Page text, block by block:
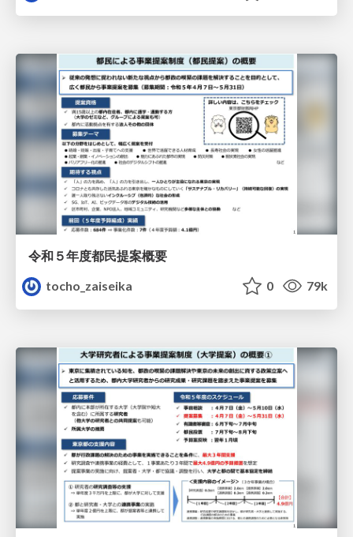
令和５年度都民提案概要
tocho_zaiseika
0 79k